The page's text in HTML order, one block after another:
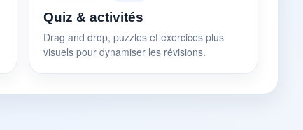
Quiz & activités
Drag and drop, puzzles et exercices plus
visuels pour dynamiser les révisions.